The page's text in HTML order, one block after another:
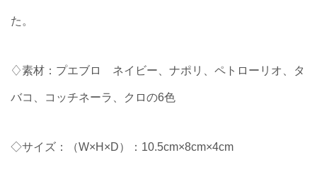
た。
♢素材：プエブロ ネイビー、ナポリ、ペトローリオ、タ
バコ、コッチネーラ、クロの6色
◇サイズ：（W×H×D）：10.5cm×8cm×4cm